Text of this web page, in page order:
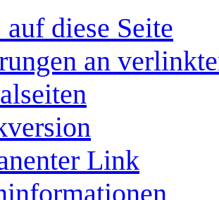
diese Seite
an
Link